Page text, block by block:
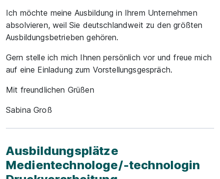
Ich möchte meine Ausbildung in Ihrem Unternehmen
absolvieren, weil Sie deutschlandweit zu den größten
Ausbildungsbetrieben gehören.
Gern stelle ich mich Ihnen persönlich vor und freue mich
auf eine Einladung zum Vorstellungsgespräch.
Mit freundlichen Grüßen
Sabina Groß
Ausbildungsplätze
Medientechnologe/-technologin